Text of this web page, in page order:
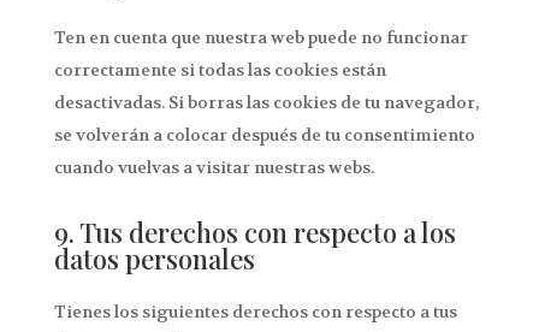
Ten en cuenta que nuestra web puede no funcionar
correctamente si todas las cookies están
desactivadas. Si borras las cookies de tu navegador,
se volverán a colocar después de tu consentimiento
cuando vuelvas a visitar nuestras webs.
9. Tus derechos con respecto a los
datos personales
Tienes los siguientes derechos con respecto a tus